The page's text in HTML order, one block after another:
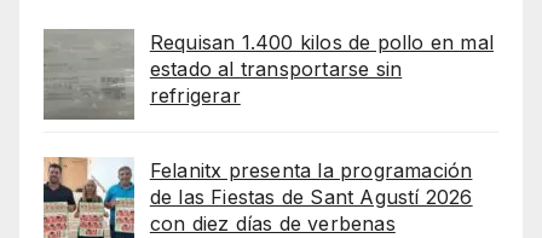
Requisan 1.400 kilos de pollo en mal
estado al transportarse sin
refrigerar
Felanitx presenta la programación
de las Fiestas de Sant Agustí 2026
con diez días de verbenas